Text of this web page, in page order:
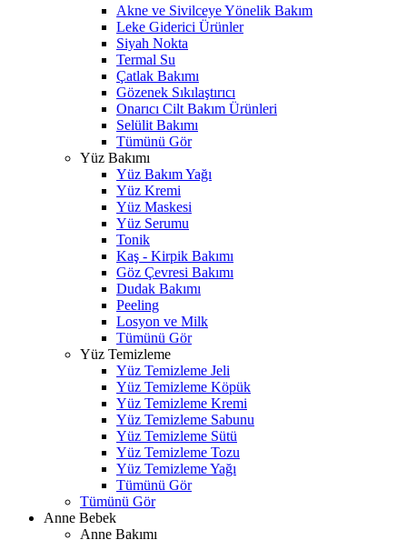
Akne ve Sivilceye Yönelik Bakım
Leke Giderici Ürünler
Siyah Nokta
Termal Su
Çatlak Bakımı
Gözenek Sıkılaştırıcı
Onarıcı Cilt Bakım Ürünleri
Selülit Bakımı
Tümünü Gör
Yüz Bakımı
Yüz Bakım Yağı
Yüz Kremi
Yüz Maskesi
Yüz Serumu
Tonik
Kaş - Kirpik Bakımı
Göz Çevresi Bakımı
Dudak Bakımı
Peeling
Losyon ve Milk
Tümünü Gör
Yüz Temizleme
Yüz Temizleme Jeli
Yüz Temizleme Köpük
Yüz Temizleme Kremi
Yüz Temizleme Sabunu
Yüz Temizleme Sütü
Yüz Temizleme Tozu
Yüz Temizleme Yağı
Tümünü Gör
Tümünü Gör
Anne Bebek
Anne Bakımı